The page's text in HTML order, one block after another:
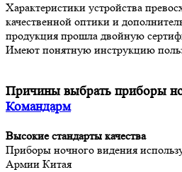
Характеристики устройства
качественной оптики и
продукция прошла двойную
Имеют понятную инструкцию
Причины выбрать приборы
Командарм
Высокие стандарты качества
Приборы ночного видения
Армии Китая